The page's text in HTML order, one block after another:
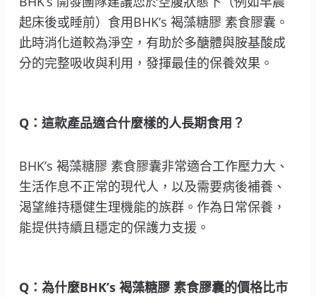
起床後或睡前）食用BHK’s 褐藻糖膠 素食膠囊。
此時消化道較為淨空，有助於多醣體與胺基酸成
分的完整吸收與利用，發揮最佳的保養效果。
Q：這款產品適合什麼樣的人長期食用？
BHK’s 褐藻糖膠 素食膠囊非常適合工作壓力大、
生活作息不正常的現代人，以及需要病後補養、
渴望維持穩健生理機能的族群。作為日常保養，
能提供持續且穩定的保護力支援。
Q：為什麼BHK’s 褐藻糖膠 素食膠囊的價格比市